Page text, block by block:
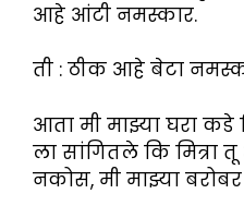
आहे आंटी नमस्कार.
ती : ठीक आहे बेटा
आता मी माझ्या घरा कडे
ला सांगितले कि मित्रा
नकोस, मी माझ्या